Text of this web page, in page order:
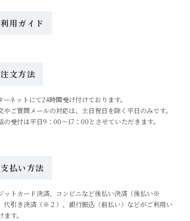
用ガイド
文方法
ーネットにて24時間受け付けております。
やご質問メールの対応は、土日祝日を除く平日のみです。
の受付は平日9：00～17：00とさせていただきます。
払い方法
ットカード決済、コンビニなど後払い決済（後払い※
代引き決済（※２）、銀行振込（前払い）などがご利用い
す。